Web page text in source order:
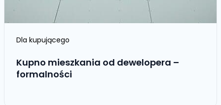
Dla kupującego
Kupno mieszkania od dewelopera –
formalności